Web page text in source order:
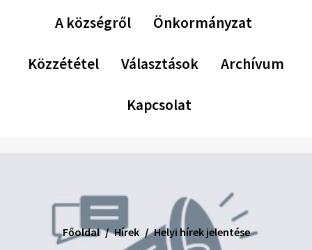
A községről Önkormányzat
Közzététel Választások Archívum
Kapcsolat
a
Főoldal Hírek Helyi hírek jelentése